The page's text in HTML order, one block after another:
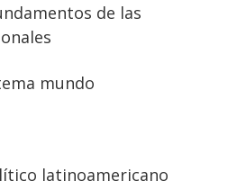
de las
mundo
latinoamericano